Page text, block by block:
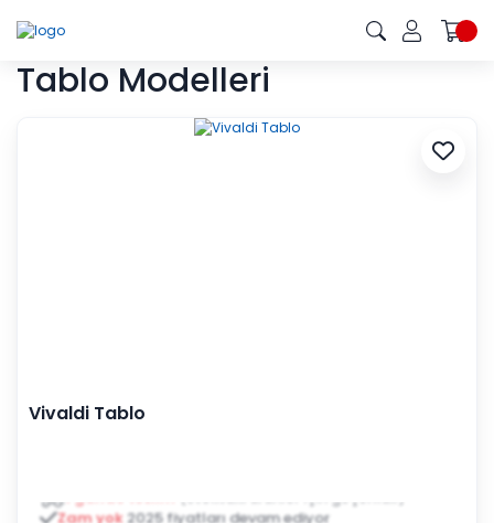
Tablo Modelleri
Vivaldi Tablo
Zam yok 2025 fiyatları devam ediyor